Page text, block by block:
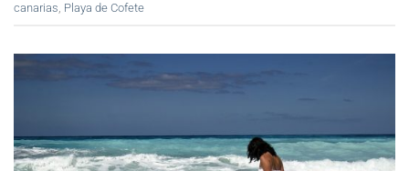
canarias, Playa de Cofete